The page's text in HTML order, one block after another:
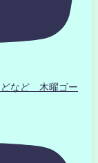
など 木曜ゴー